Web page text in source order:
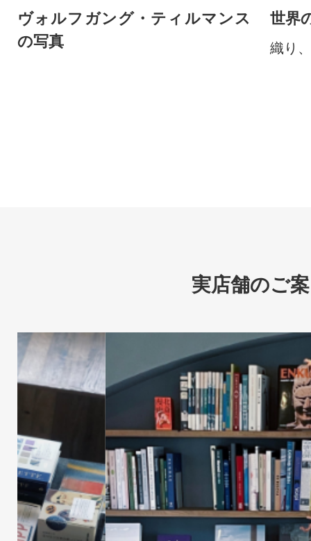
ヴォルフガング・ティルマンス
の写真
世界
織り
実店舗のご